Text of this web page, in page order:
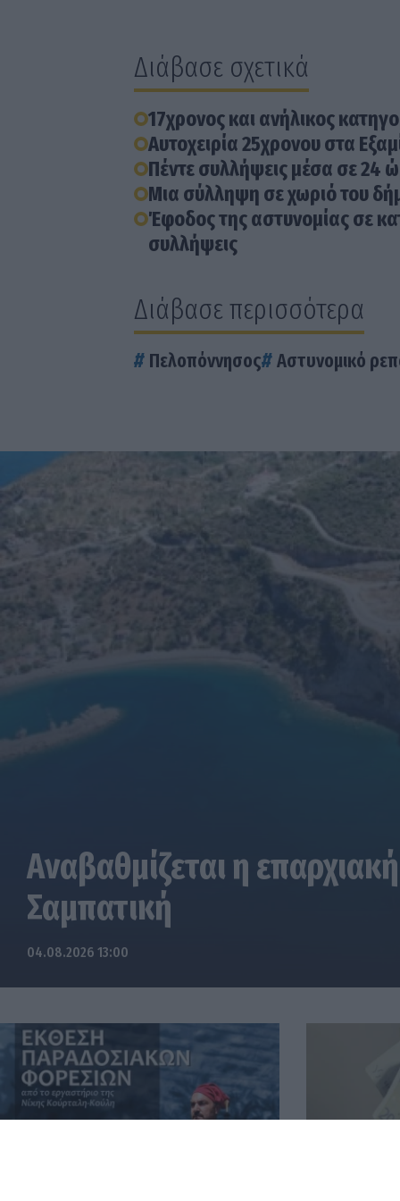
Διάβασε σχετικά
17χρονος και ανήλικος
Αυτοχειρία 25χρονου στα
Πέντε συλλήψεις μέσα σε 24
Μια σύλληψη σε χωριό του
Έφοδος της αστυνομίας σε
συλλήψεις
Διάβασε περισσότερα
Πελοπόννησος Αστυνομικό
Αναβαθμίζεται η
Σαμπατική
04.08.2026 13:00